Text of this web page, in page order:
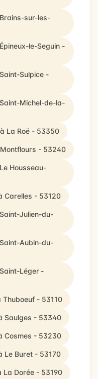
sur-les-
le-Seguin -
Sulpice -
Michel-de-la-
La Roë - 53350
- 53240
Housseau-
Carelles - 53120
Julien-du-
Aubin-du-
Léger -
Thuboeuf - 53110
Saulges - 53340
Cosmes - 53230
Le Buret - 53170
La Dorée - 53190